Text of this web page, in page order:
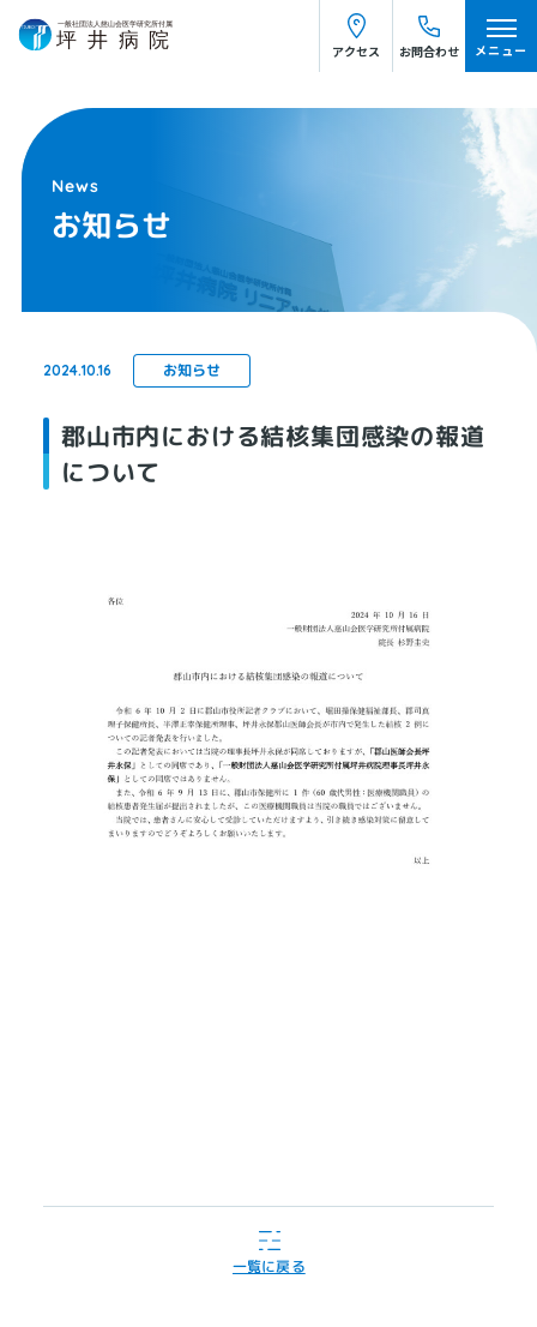
メニュー
アクセス お問合わせ
お知らせ
お知らせ
2024.10.16 お知らせ
郡山市内における結核集団感染の報道
について
一覧に戻る